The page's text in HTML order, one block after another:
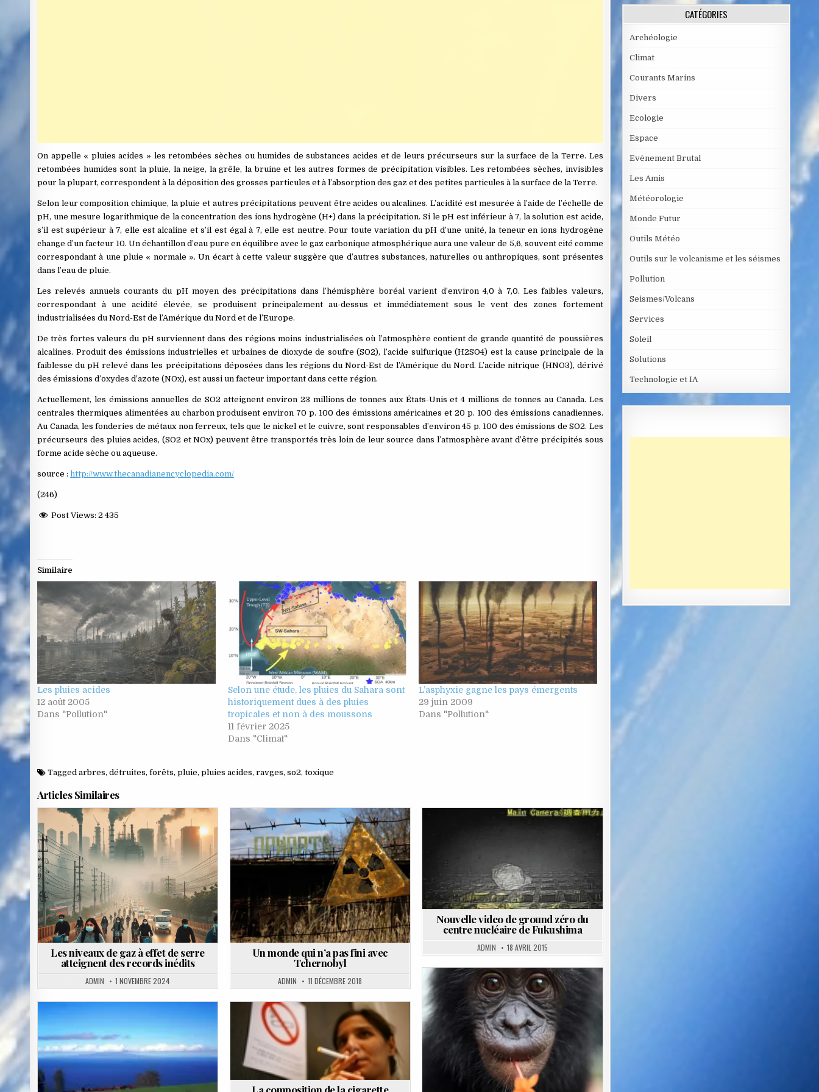
On appelle « pluies acides » les retombées sèches ou humides de substances acides et de leurs précurseurs sur la surface de la Terre. Les
retombées humides sont la pluie, la neige, la grêle, la bruine et les autres formes de précipitation visibles. Les retombées sèches, invisibles
pour la plupart, correspondent à la déposition des grosses particules et à l’absorption des gaz et des petites particules à la surface de la Terre.
Selon leur composition chimique, la pluie et autres précipitations peuvent être acides ou alcalines. L’acidité est mesurée à l’aide de l’échelle de
pH, une mesure logarithmique de la concentration des ions hydrogène (H+) dans la précipitation. Si le pH est inférieur à 7, la solution est acide,
s’il est supérieur à 7, elle est alcaline et s’il est égal à 7, elle est neutre. Pour toute variation du pH d’une unité, la teneur en ions hydrogène
change d’un facteur 10. Un échantillon d’eau pure en équilibre avec le gaz carbonique atmosphérique aura une valeur de 5,6, souvent cité comme
correspondant à une pluie « normale ». Un écart à cette valeur suggère que d’autres substances, naturelles ou anthropiques, sont présentes
dans l’eau de pluie.
Les relevés annuels courants du pH moyen des précipitations dans l’hémisphère boréal varient d’environ 4,0 à 7,0. Les faibles valeurs,
correspondant à une acidité élevée, se produisent principalement au-dessus et immédiatement sous le vent des zones fortement
industrialisées du Nord-Est de l’Amérique du Nord et de l’Europe.
De très fortes valeurs du pH surviennent dans des régions moins industrialisées où l’atmosphère contient de grande quantité de poussières
alcalines. Produit des émissions industrielles et urbaines de dioxyde de soufre (SO2), l’acide sulfurique (H2SO4) est la cause principale de la
faiblesse du pH relevé dans les précipitations déposées dans les régions du Nord-Est de l’Amérique du Nord. L’acide nitrique (HNO3), dérivé
des émissions d’oxydes d’azote (NOx), est aussi un facteur important dans cette région.
Actuellement, les émissions annuelles de SO2 atteignent environ 23 millions de tonnes aux États-Unis et 4 millions de tonnes au Canada. Les
centrales thermiques alimentées au charbon produisent environ 70 p. 100 des émissions américaines et 20 p. 100 des émissions canadiennes.
Au Canada, les fonderies de métaux non ferreux, tels que le nickel et le cuivre, sont responsables d’environ 45 p. 100 des émissions de SO2. Les
précurseurs des pluies acides, (SO2 et NOx) peuvent être transportés très loin de leur source dans l’atmosphère avant d’être précipités sous
forme acide sèche ou aqueuse.
source :http://www.thecanadianencyclopedia.com/
(246)
Post Views: 2 435
Similaire
Les pluies acides
12 août 2005
Dans "Pollution"
Selon une étude, les pluies du Sahara sont
historiquement dues à des pluies
tropicales et non à des moussons
11 février 2025
Dans "Climat"
L’asphyxie gagne les pays émergents
29 juin 2009
Dans "Pollution"
Taggedarbres,détruites,forêts,pluie,pluies acides,ravges,so2,toxique
Articles Similaires
Posted
in
Les niveaux de gaz à effet de serre
atteignent des records inédits
ADMIN 1 NOVEMBRE 2024
Posted
in
Un monde qui n’a pas fini avec
Tchernobyl
ADMIN 11 DÉCEMBRE 2018
Nouvelle video de ground zéro du
centre nucléaire de Fukushima
ADMIN 18 AVRIL 2015
Posted
in
Posted
in
CATÉGORIES
Archéologie
Climat
Courants Marins
Divers
Ecologie
Espace
Evènement Brutal
Les Amis
Météorologie
Monde Futur
Outils Météo
Outils sur le volcanisme et les séismes
Pollution
Seismes/Volcans
Services
Soleil
Solutions
Technologie et IA